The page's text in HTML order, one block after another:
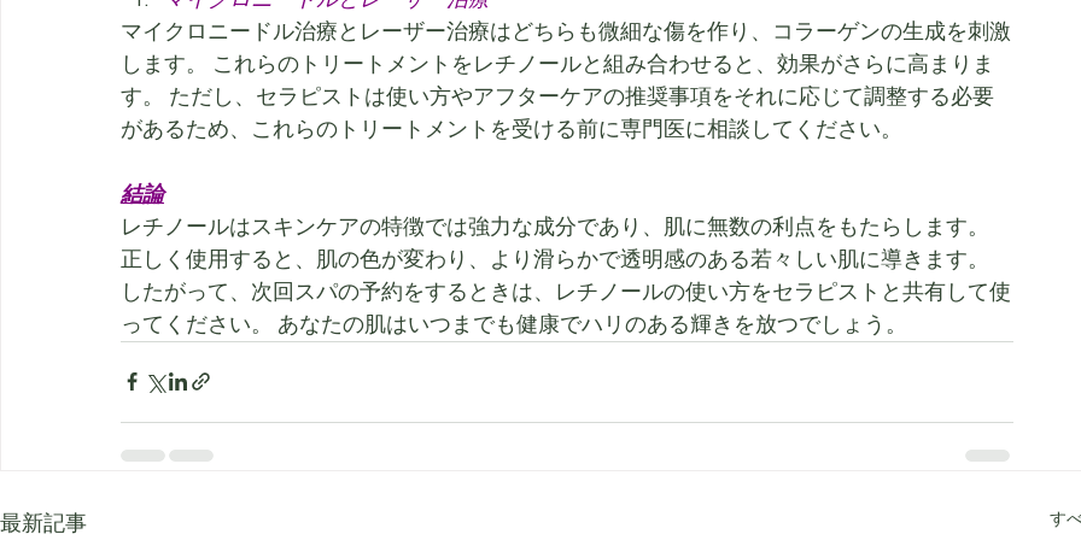
マイクロニードル治療とレーザー治療はどちらも微細な傷を作り、コラーゲンの生成を刺激
します。 これらのトリートメントをレチノールと組み合わせると、効果がさらに高まりま
す。 ただし、セラピストは使い方やアフターケアの推奨事項をそれに応じて調整する必要
があるため、これらのトリートメントを受ける前に専門医に相談してください。
結論
レチノールはスキンケアの特徴では強力な成分であり、肌に無数の利点をもたらします。
正しく使用すると、肌の色が変わり、より滑らかで透明感のある若々しい肌に導きます。
したがって、次回スパの予約をするときは、レチノールの使い方をセラピストと共有して使
ってください。 あなたの肌はいつまでも健康でハリのある輝きを放つでしょう。
最新記事 す